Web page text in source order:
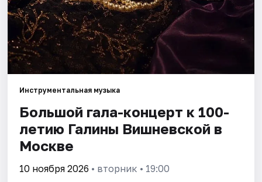
Инструментальная музыка
Большой гала-концерт к 100-
летию Галины Вишневской в
Москве
10 ноября 2026 • вторник • 19:00